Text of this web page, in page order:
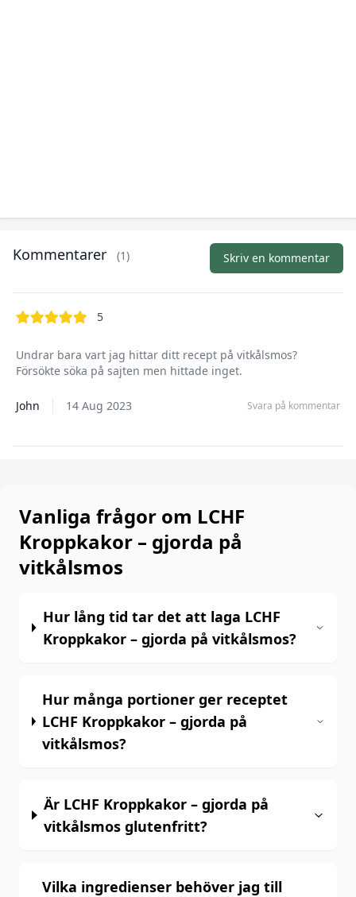
Kommentarer (1) Skriv en kommentar
5out of 5 stars
Undrar bara vart jag hittar ditt recept på vitkålsmos?
Försökte söka på sajten men hittade inget.
John 14 Aug 2023 Svara på kommentar
Vanliga frågor om LCHF
Kroppkakor – gjorda på
vitkålsmos
Hur lång tid tar det att laga LCHF
Kroppkakor – gjorda på vitkålsmos?
Hur många portioner ger receptet
LCHF Kroppkakor – gjorda på
vitkålsmos?
Är LCHF Kroppkakor – gjorda på
vitkålsmos glutenfritt?
Vilka ingredienser behöver jag till